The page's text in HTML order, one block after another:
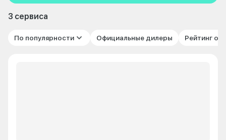
3 сервиса
По популярности Официальные дилеры Рейтинг